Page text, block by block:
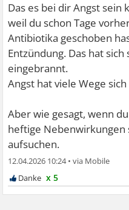
Das es bei dir Angst
weil du schon Tage
Antibiotika geschoben
Entzündung. Das hat
eingebrannt.
Angst hat viele Wege
Aber wie gesagt, wenn
heftige Nebenwirkungen
aufsuchen.
12.04.2026 10:24•
x 5